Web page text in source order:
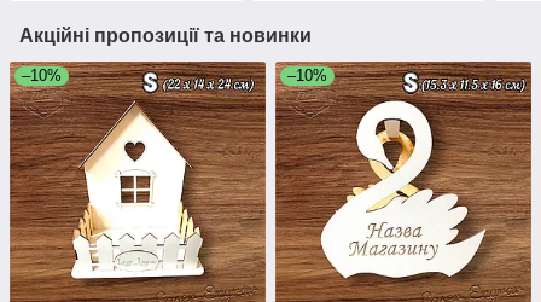
Акційні пропозиції та новинки
–10% –10%